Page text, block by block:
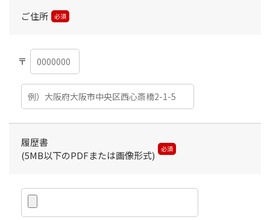
ご住所 必須
〒
履歴書
(5MB以下のPDFまたは画像形式)
必須